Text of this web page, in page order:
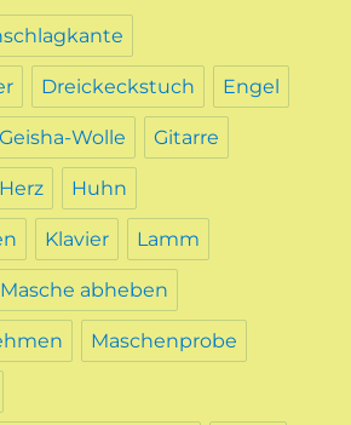
Dreickeckstuch Engel
Geisha-Wolle Gitarre
Herz Huhn
Klavier Lamm
Masche abheben
Maschenprobe